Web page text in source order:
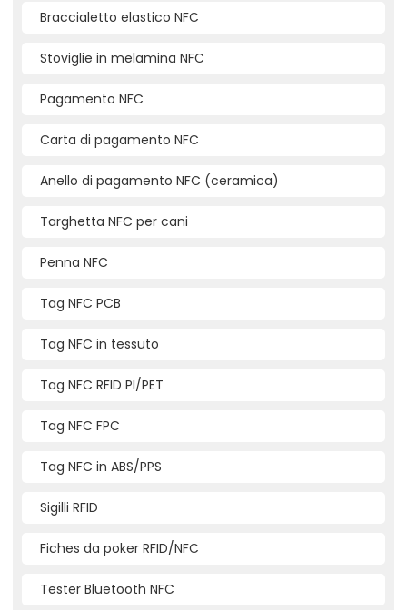
Braccialetto elastico NFC
Stoviglie in melamina NFC
Pagamento NFC
Carta di pagamento NFC
Anello di pagamento NFC (ceramica)
Targhetta NFC per cani
Penna NFC
Tag NFC PCB
Tag NFC in tessuto
Tag NFC RFID PI/PET
Tag NFC FPC
Tag NFC in ABS/PPS
Sigilli RFID
Fiches da poker RFID/NFC
Tester Bluetooth NFC